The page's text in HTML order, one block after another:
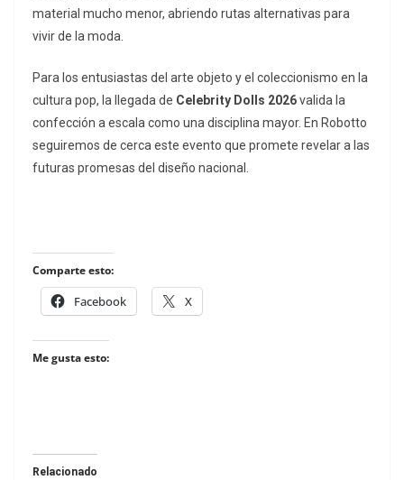
material mucho menor, abriendo rutas alternativas para
vivir de la moda.
Para los entusiastas del arte objeto y el coleccionismo en la
cultura pop, la llegada de Celebrity Dolls 2026valida la
confección a escala como una disciplina mayor. En Robotto
seguiremos de cerca este evento que promete revelar a las
futuras promesas del diseño nacional.
Comparte esto:
Facebook X
Me gusta esto:
Relacionado